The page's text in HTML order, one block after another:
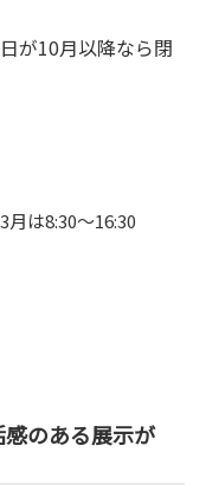
が10月以降なら閉
月は8:30～16:30
のある展示が